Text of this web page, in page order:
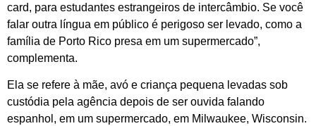
card, para estudantes estrangeiros de intercâmbio. Se você
falar outra língua em público é perigoso ser levado, como a
família de Porto Rico presa em um supermercado”,
complementa.
Ela se refere à mãe, avó e criança pequena levadas sob
custódia pela agência depois de ser ouvida falando
espanhol, em um supermercado, em Milwaukee, Wisconsin.